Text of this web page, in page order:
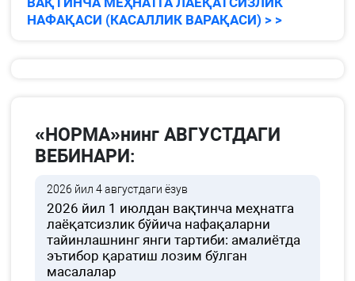
НАФАҚАСИ (КАСАЛЛИК ВАРАҚАСИ) > >
«НОРМА»нинг АВГУСТДАГИ
ВЕБИНАРИ:
2026 йил 4 августдаги ёзув
2026 йил 1 июлдан вақтинча меҳнатга
лаёқатсизлик бўйича нафақаларни
тайинлашнинг янги тартиби: амалиётда
эътибор қаратиш лозим бўлган
масалалар